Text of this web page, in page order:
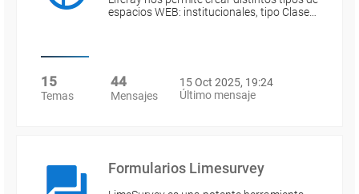
espacios WEB: institucionales, tipo Clase…
15
Temas
44
Mensajes
15 Oct 2025, 19:24
Último mensaje
Formularios Limesurvey